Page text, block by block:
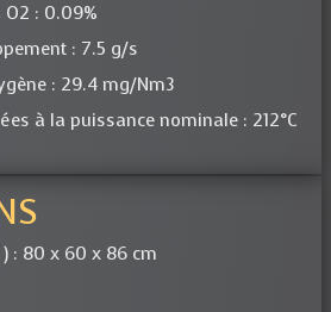
O2 : 0.09%
: 7.5 g/s
: 29.4 mg/Nm3
à la puissance nominale : 212°C
: 80 x 60 x 86 cm